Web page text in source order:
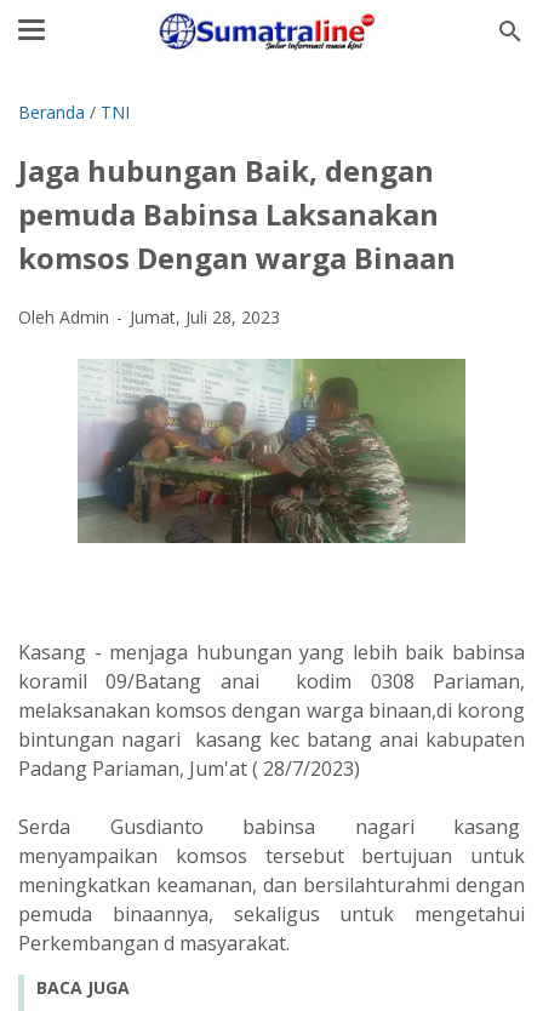
Beranda / TNI
Jaga hubungan Baik, dengan
pemuda Babinsa Laksanakan
komsos Dengan warga Binaan
Oleh Admin Jumat, Juli 28, 2023
Kasang - menjaga hubungan yang lebih baik babinsa
koramil 09/Batang anai kodim 0308 Pariaman,
melaksanakan komsos dengan warga binaan,di korong
bintungan nagari kasang kec batang anai kabupaten
Padang Pariaman, Jum'at ( 28/7/2023)
Serda Gusdianto babinsa nagari kasang
menyampaikan komsos tersebut bertujuan untuk
meningkatkan keamanan, dan bersilahturahmi dengan
pemuda binaannya, sekaligus untuk mengetahui
Perkembangan d masyarakat.
BACA JUGA